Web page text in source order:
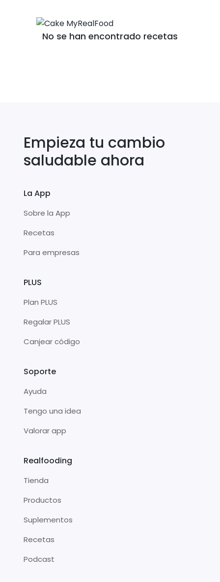
No se han encontrado recetas
Empieza tu cambio
saludable ahora
La App
Sobre la App
Recetas
Para empresas
PLUS
Plan PLUS
Regalar PLUS
Canjear código
Soporte
Ayuda
Tengo una idea
Valorar app
Realfooding
Tienda
Productos
Suplementos
Recetas
Podcast